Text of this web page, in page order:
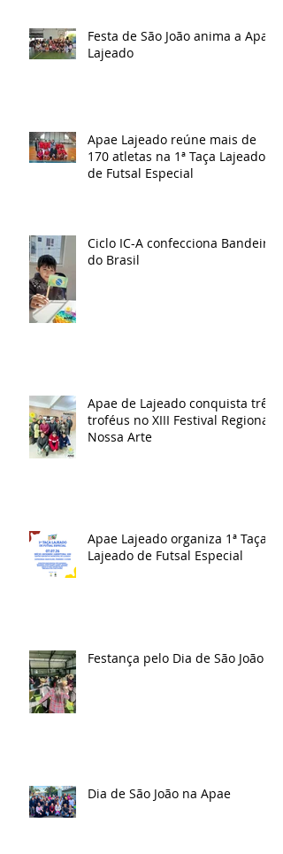
Festa de São João anima a Apae
Lajeado
Apae Lajeado reúne mais de
170 atletas na 1ª Taça Lajeado
de Futsal Especial
Ciclo IC-A confecciona Bandeira
do Brasil
Apae de Lajeado conquista três
troféus no XIII Festival Regional
Nossa Arte
Apae Lajeado organiza 1ª Taça
Lajeado de Futsal Especial
Festança pelo Dia de São João
Dia de São João na Apae